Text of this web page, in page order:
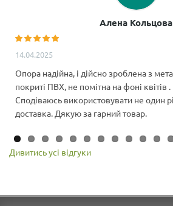
Алена Кольцова
14.04.2025
Опора надійна, і дійсно зроблена з
покриті ПВХ, не помітна на фоні квітів
Сподіваюсь використовувати не один
доставка. Дякую за гарний товар.
Дивитись усі відгуки